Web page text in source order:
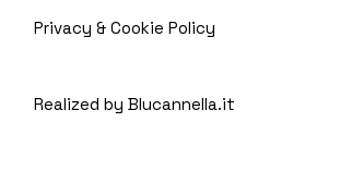
Privacy & Cookie Policy
Realized by Blucannella.it